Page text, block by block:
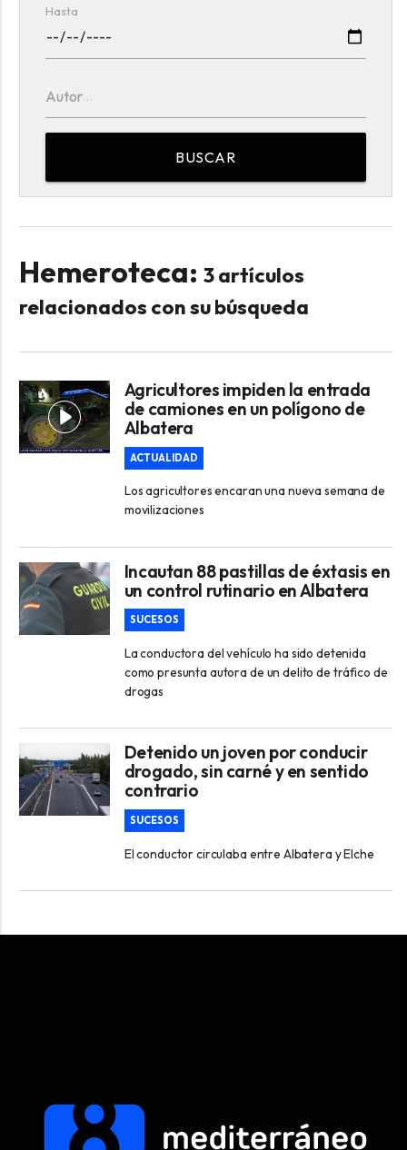
Hasta
Autor
BUSCAR
Hemeroteca: 3 artículos
relacionados con su búsqueda
Agricultores impiden la entrada
de camiones en un polígono de
Albatera
ACTUALIDAD
Los agricultores encaran una nueva semana de
movilizaciones
Incautan 88 pastillas de éxtasis en
un control rutinario en Albatera
SUCESOS
La conductora del vehículo ha sido detenida
como presunta autora de un delito de tráfico de
drogas
Detenido un joven por conducir
drogado, sin carné y en sentido
contrario
SUCESOS
El conductor circulaba entre Albatera y Elche